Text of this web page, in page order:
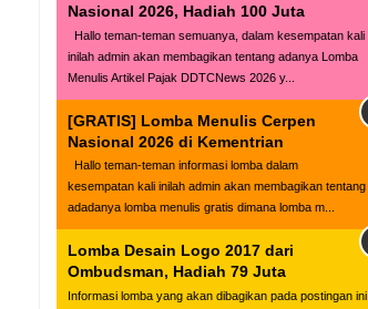
Nasional 2026, Hadiah 100 Juta
Hallo teman-teman semuanya, dalam kesempatan kali
inilah admin akan membagikan tentang adanya Lomba
Menulis Artikel Pajak DDTCNews 2026 y...
[GRATIS] Lomba Menulis Cerpen
Nasional 2026 di Kementrian
Hallo teman-teman informasi lomba dalam
kesempatan kali inilah admin akan membagikan tentang
adadanya lomba menulis gratis dimana lomba m...
Lomba Desain Logo 2017 dari
Ombudsman, Hadiah 79 Juta
Informasi lomba yang akan dibagikan pada postingan ini